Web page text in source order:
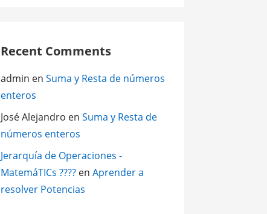
Recent Comments
admin en Suma y Resta de números
enteros
José Alejandro en Suma y Resta de
números enteros
Jerarquía de Operaciones -
MatemáTICs ????en Aprender a
resolver Potencias